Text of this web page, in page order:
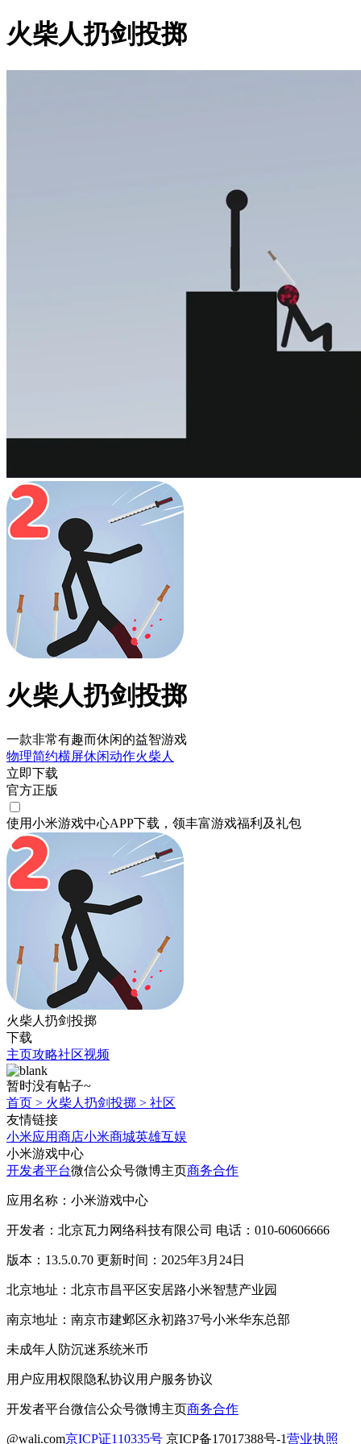
火柴人扔剑投掷
火柴人扔剑投掷
一款非常有趣而休闲的益智游戏
物理简约横屏休闲动作火柴人
立即下载
官方正版
使用小米游戏中心APP下载 ，领丰富游戏福利 及礼包
火柴人扔剑投掷
下载
主页攻略社区视频
暂时没有帖子~
首页 > 火柴人扔剑投掷 > 社区
友情链接
小米应用商店小米商城英雄互娱
小米游戏中心
开发者平台微信公众号微博主页商务合作
应用名称：小米游戏中心
开发者：北京瓦力网络科技有限公司 电话：010-60606666
版本：13.5.0.70 更新时间：2025年3月24日
北京地址：北京市昌平区安居路小米智慧产业园
南京地址：南京市建邺区永初路37号小米华东总部
未成年人防沉迷系统米币
用户应用权限隐私协议用户服务协议
开发者平台微信公众号微博主页商务合作
@wali.com京ICP证110335号 京ICP备17017388号-1营业执照